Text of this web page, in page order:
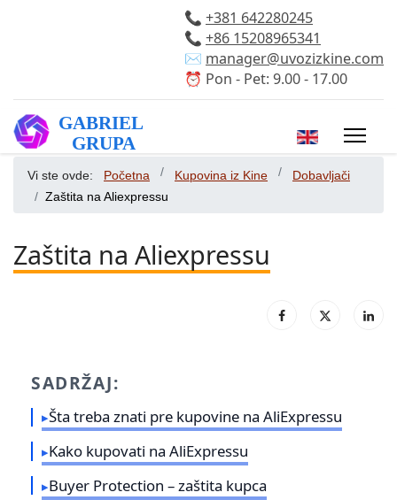
📞 +381 642280245
📞 +86 15208965341
✉️ manager@uvozizkine.com
⏰ Pon - Pet: 9.00 - 17.00
Izaberite vaš
Vi ste ovde: Početna Kupovina iz Kine
Dobavljači
Zaštita na Aliexpressu
Zaštita na Aliexpressu
SADRŽAJ:
Šta treba znati pre kupovine na AliExpressu
Kako kupovati na AliExpressu
Buyer Protection – zaštita kupca